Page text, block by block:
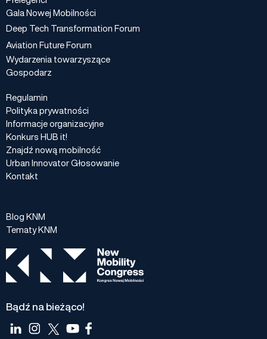
Gala Nowej Mobilności
Deep Tech Transformation Forum
Aviation Future Forum
Wydarzenia towarzyszące
Gospodarz
Regulamin
Polityka prywatności
Informacje organizacyjne
Konkurs HUB it!
Znajdź nową mobilność
Urban Innovator Głosowanie
Kontakt
Blog KNM
Tematy KNM
Bądź na bieżąco!